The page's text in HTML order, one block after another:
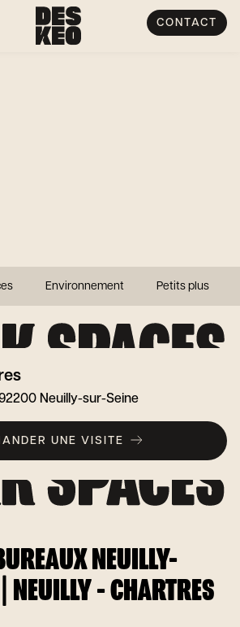
CONTACT
Neuilly-sur-Seine
UNE VISITE
Environnement Petits plus
NEUILLY-
NEUILLY - CHARTRES